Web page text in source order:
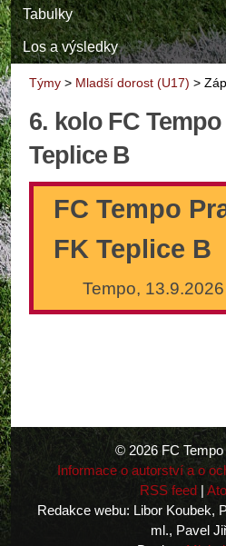
Tabulky
Los a výsledky
Týmy > Mladší dorost (U17) >
6. kolo FC
Teplice B
FC Tempo
FK Teplice B
Tempo,
© 2026 FC
Informace o autorství a o
RSS feed|
Redakce webu: Libor Koubek,
ml., Pavel